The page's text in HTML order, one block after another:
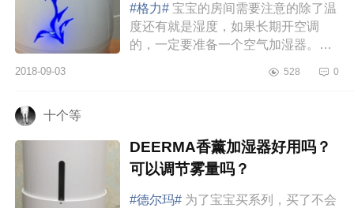
#格力# 宝宝的房间需要注意的除了温
度还有就是湿度，如果长期开空调
的，一定要准备一个空气加湿器。我
推荐给大家。房间空气很干燥，宝...
2018-09-03 528 0
十个等
DEERMA香薰加湿器好用吗？
可以调节雾量吗？
#德尔玛# 为了宝宝买系列，买了不会